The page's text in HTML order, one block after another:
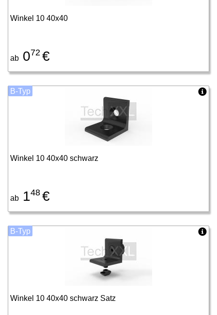
Winkel 10 40x40
ab 072 €
Winkel 10 40x40 schwarz
ab 148 €
B-Typ
Winkel 10 40x40 schwarz Satz
B-Typ